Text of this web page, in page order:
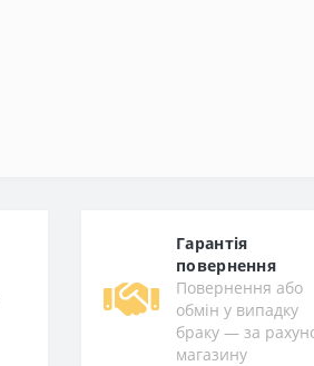
Гарантiя
повернення
Повернення або
обмін у випадку
браку — за
магазину